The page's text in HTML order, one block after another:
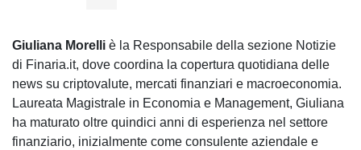
Giuliana Morelli è la Responsabile della sezione Notizie
di Finaria.it, dove coordina la copertura quotidiana delle
news su criptovalute, mercati finanziari e macroeconomia.
Laureata Magistrale in Economia e Management, Giuliana
ha maturato oltre quindici anni di esperienza nel settore
finanziario, inizialmente come consulente aziendale e